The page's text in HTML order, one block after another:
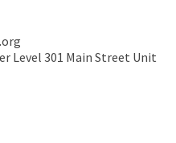
Level 301 Main Street Unit